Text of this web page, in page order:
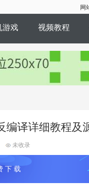
网
游戏 视频教程
编译详细教程及
未收录
下 载